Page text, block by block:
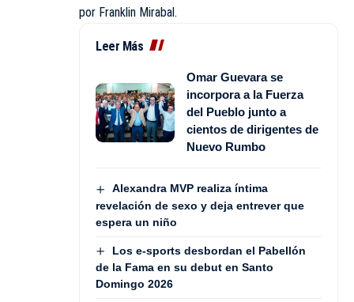
por Franklin Mirabal.
Leer Más
Omar Guevara se
incorpora a la Fuerza
del Pueblo junto a
cientos de dirigentes de
Nuevo Rumbo
Alexandra MVP realiza íntima
revelación de sexo y deja entrever que
espera un niño
Los e-sports desbordan el Pabellón
de la Fama en su debut en Santo
Domingo 2026